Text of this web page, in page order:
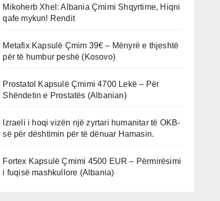
Mikoherb Xhel: Albania Çmimi Shqyrtime, Hiqni
qafe mykun! Rendit
Metafix Kapsulë Çmim 39€ – Mënyrë e thjeshtë
për të humbur peshë (Kosovo)
Prostatol Kapsulë Çmimi 4700 Lekë – Për
Shëndetin e Prostatës (Albanian)
Izraeli i hoqi vizën një zyrtari humanitar të OKB-
së për dështimin për të dënuar Hamasin.
Fortex Kapsulë Çmimi 4500 EUR – Përmirësimi
i fuqisë mashkullore (Albania)